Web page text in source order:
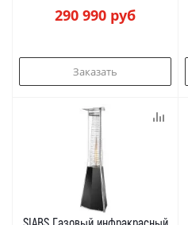
290 990 руб
Заказать